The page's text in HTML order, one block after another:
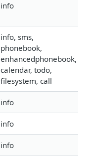
info
info, sms,
phonebook,
enhancedphonebook,
calendar, todo,
filesystem, call
info
info
info